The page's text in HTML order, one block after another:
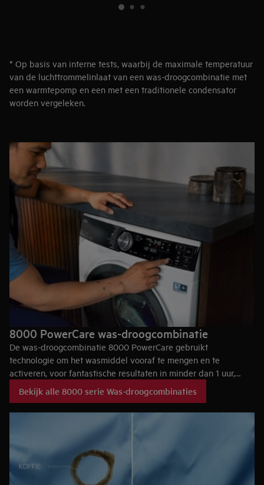
* Op basis van interne tests, waarbij de maximale temperatuur
van de luchttrommelinlaat van een was-droogcombinatie met
een warmtepomp en een met een traditionele condensator
worden vergeleken.
8000 PowerCare was-droogcombinatie
De was-droogcombinatie 8000 PowerCare gebruikt
technologie om het wasmiddel vooraf te mengen en te
activeren, voor fantastische resultaten in minder dan 1 uur,
zodat ze er langer als nieuw blijven uitzien.
Bekijk alle 8000 serie Was-droogcombinaties